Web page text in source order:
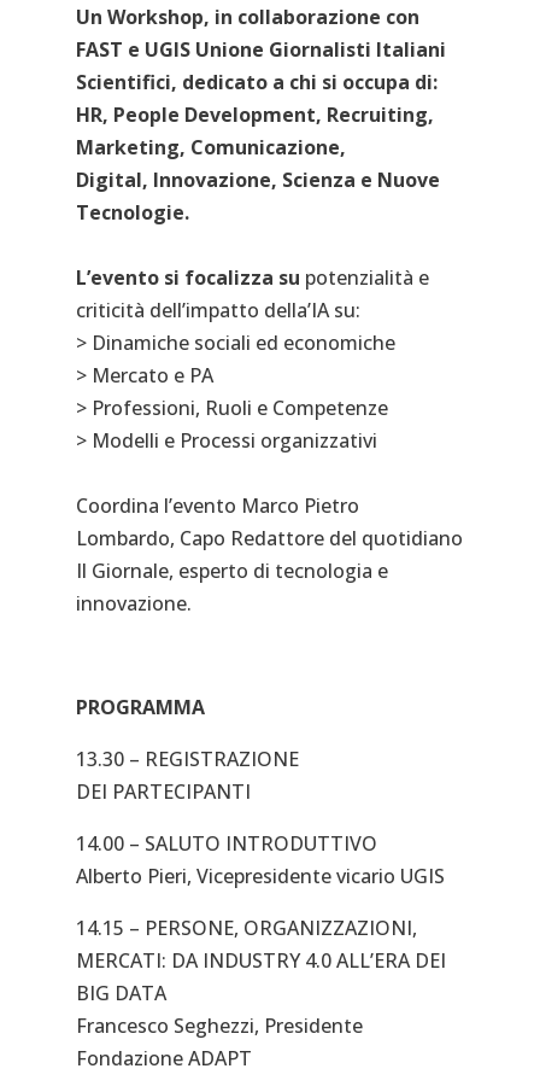
Un Workshop, in collaborazione con
FAST e UGIS Unione Giornalisti Italiani
Scientifici, dedicato a chi si occupa di:
HR, People Development, Recruiting,
Marketing, Comunicazione,
Digital, Innovazione, Scienza e Nuove
Tecnologie.
L’evento si focalizza su potenzialità e
criticità dell’impatto della’IA su:
> Dinamiche sociali ed economiche
> Mercato e PA
> Professioni, Ruoli e Competenze
> Modelli e Processi organizzativi
Coordina l’evento Marco Pietro
Lombardo, Capo Redattore del quotidiano
Il Giornale, esperto di tecnologia e
innovazione.
PROGRAMMA
13.30 – REGISTRAZIONE
DEI PARTECIPANTI
14.00 – SALUTO INTRODUTTIVO
Alberto Pieri, Vicepresidente vicario UGIS
14.15 – PERSONE, ORGANIZZAZIONI,
MERCATI: DA INDUSTRY 4.0 ALL’ERA DEI
BIG DATA
Francesco Seghezzi, Presidente
Fondazione ADAPT